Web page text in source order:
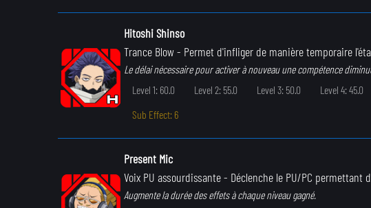
Hitoshi Shinso
Trance Blow- Permet d'infliger de manière temporaire
Le délai nécessaire pour activer à nouveau une compétence
Level 1: 60.0
Level 2: 55.0 Level 3: 50.0 Level 4: 45.0
Sub Effect: 6
Present Mic
Voix PU assourdissante- Déclenche le PU/PC permettant
Augmente la durée des effets à chaque niveau gagné.